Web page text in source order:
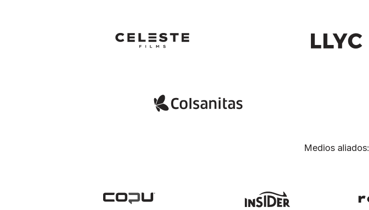
Medios aliados: